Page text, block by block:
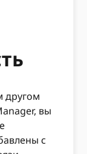
другом
вы
с